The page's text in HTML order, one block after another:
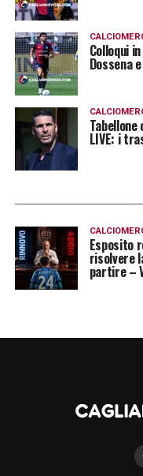
Colloqui
Dossena
LIVE: i
Esposito
risolvere
partire –